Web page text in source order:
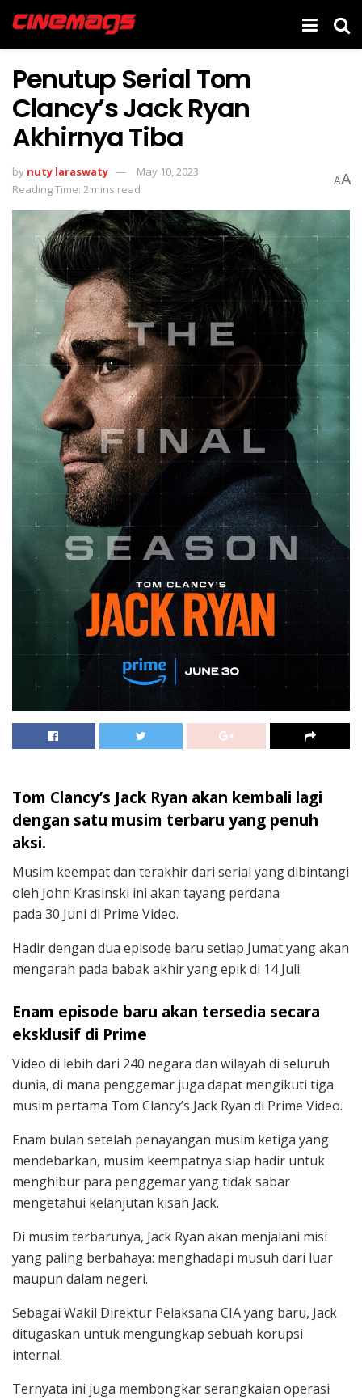
Penutup Serial Tom
Clancy’s Jack Ryan
Akhirnya Tiba
by nuty laraswaty
May 10, 2023
Reading Time: 2 mins read
AA
Tom Clancy’s Jack Ryan akan kembali lagi
dengan satu musim terbaru yang penuh
aksi.
Musim keempat dan terakhir dari serial yang dibintangi
oleh John Krasinski ini akan tayang perdana
pada 30 Juni di Prime Video.
Hadir dengan dua episode baru setiap Jumat yang akan
mengarah pada babak akhir yang epik di 14 Juli.
Enam episode baru akan tersedia secara
eksklusif di Prime
Video di lebih dari 240 negara dan wilayah di seluruh
dunia, di mana penggemar juga dapat mengikuti tiga
musim pertama Tom Clancy’s Jack Ryan di Prime Video.
Enam bulan setelah penayangan musim ketiga yang
mendebarkan, musim keempatnya siap hadir untuk
menghibur para penggemar yang tidak sabar
mengetahui kelanjutan kisah Jack.
Di musim terbarunya, Jack Ryan akan menjalani misi
yang paling berbahaya: menghadapi musuh dari luar
maupun dalam negeri.
Sebagai Wakil Direktur Pelaksana CIA yang baru, Jack
ditugaskan untuk mengungkap sebuah korupsi
internal.
Ternyata ini juga membongkar serangkaian operasi